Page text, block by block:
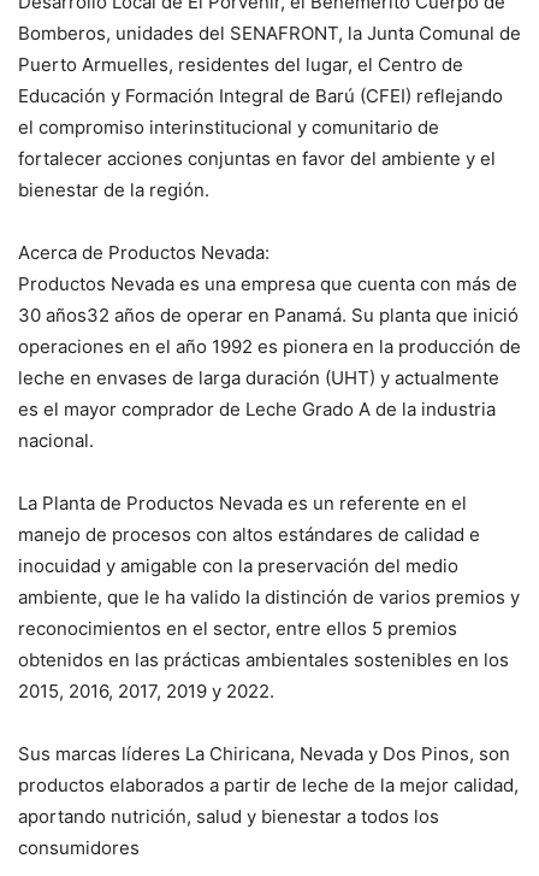
Bomberos, unidades del SENAFRONT, la Junta Comunal de
Puerto Armuelles, residentes del lugar, el Centro de
Educación y Formación Integral de Barú (CFEI) reflejando
el compromiso interinstitucional y comunitario de
fortalecer acciones conjuntas en favor del ambiente y el
bienestar de la región.
Acerca de Productos Nevada:
Productos Nevada es una empresa que cuenta con más de
30 años32 años de operar en Panamá. Su planta que inició
operaciones en el año 1992 es pionera en la producción de
leche en envases de larga duración (UHT) y actualmente
es el mayor comprador de Leche Grado A de la industria
nacional.
La Planta de Productos Nevada es un referente en el
manejo de procesos con altos estándares de calidad e
inocuidad y amigable con la preservación del medio
ambiente, que le ha valido la distinción de varios premios y
reconocimientos en el sector, entre ellos 5 premios
obtenidos en las prácticas ambientales sostenibles en los
2015, 2016, 2017, 2019 y 2022.
Sus marcas líderes La Chiricana, Nevada y Dos Pinos, son
productos elaborados a partir de leche de la mejor calidad,
aportando nutrición, salud y bienestar a todos los
consumidores